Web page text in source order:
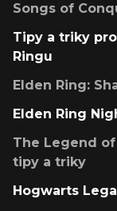
Songs of
Tipy a triky
Ringu
Elden Ring:
Elden Ring
The Legend
tipy a triky
Hogwarts